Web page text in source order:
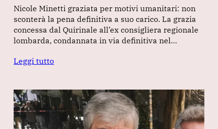
Nicole Minetti graziata per motivi umanitari: non
sconterà la pena definitiva a suo carico. La grazia
concessa dal Quirinale all’ex consigliera regionale
lombarda, condannata in via definitiva nel…
Leggi tutto